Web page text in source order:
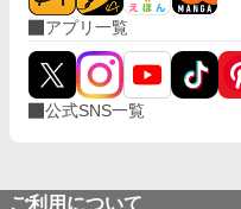
アプリ一覧
公式SNS一覧
ご利用について